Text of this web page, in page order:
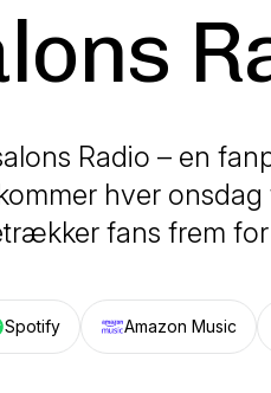
Radio – en
hver onsdag
fans frem
Spotify Amazon Music